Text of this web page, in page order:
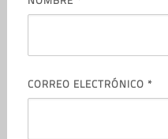
CORREO ELECTRÓNICO *